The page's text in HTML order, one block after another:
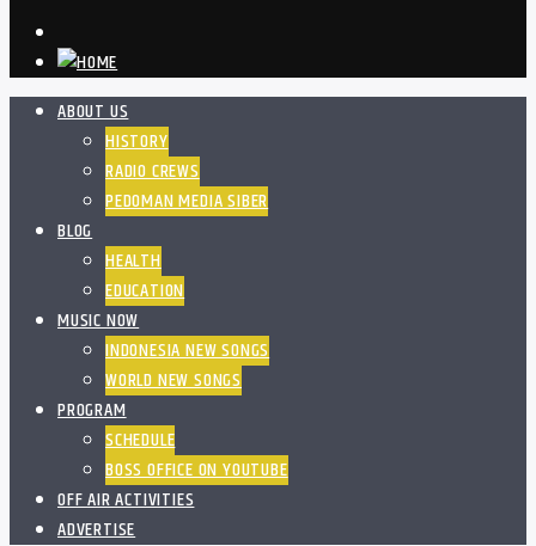
ABOUT US
HISTORY
RADIO CREWS
PEDOMAN MEDIA SIBER
BLOG
HEALTH
EDUCATION
MUSIC NOW
INDONESIA NEW SONGS
WORLD NEW SONGS
PROGRAM
SCHEDULE
BOSS OFFICE ON YOUTUBE
OFF AIR ACTIVITIES
ADVERTISE